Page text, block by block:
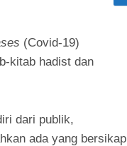
(Covid-19)
kitab hadist dan
dari publik,
ada yang bersikap